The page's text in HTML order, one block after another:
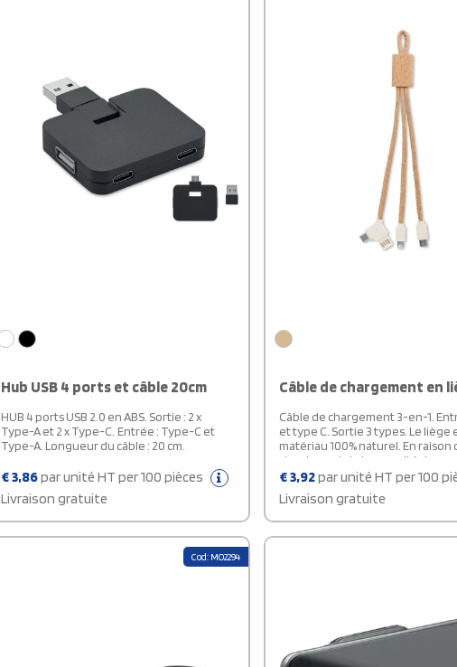
Hub USB 4 ports et câble 20cm
HUB 4 ports USB 2.0 en ABS. Sortie : 2 x
Type-A et 2 x Type-C. Entrée : Type-C et
Type-A. Longueur du câble : 20 cm.
€3,86par unité HT per 100 pièces
Livraison gratuite
Câble de chargement en
Câble de chargement 3-en-1.
et type C. Sortie 3 types. Le liège
matériau 100% naturel. En raison
structure et de la porosité de sa
résultat final de l'impression par
€3,92par unité HT per 100
Livraison gratuite
Cod: MO2294